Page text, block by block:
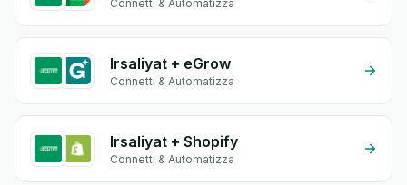
Connetti & Automatizza
Irsaliyat + eGrow
Connetti & Automatizza
Irsaliyat + Shopify
Connetti & Automatizza